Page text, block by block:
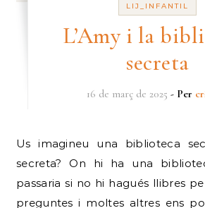
LIJ_INFANTIL
L’Amy i la
secreta
16 de març de 2025 - Per
Us imagineu una biblioteca secreta? I per què
secreta? On hi ha una
passaria si no hi hagués llibres
preguntes i moltes altres ens